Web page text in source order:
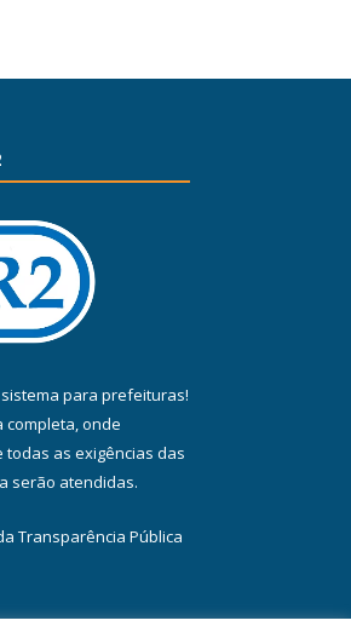
sistema para prefeituras!
completa, onde
as exigências das
serão atendidas.
Transparência Pública